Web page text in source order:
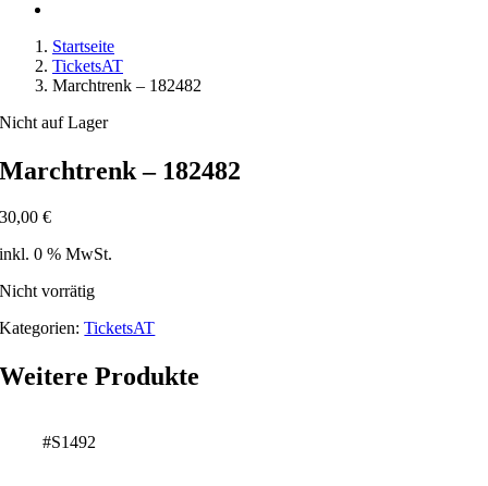
Startseite
TicketsAT
Marchtrenk – 182482
Nicht auf Lager
Marchtrenk – 182482
30,00€
inkl. 0 % MwSt.
Nicht vorrätig
Kategorien:TicketsAT
Weitere Produkte
#S1492